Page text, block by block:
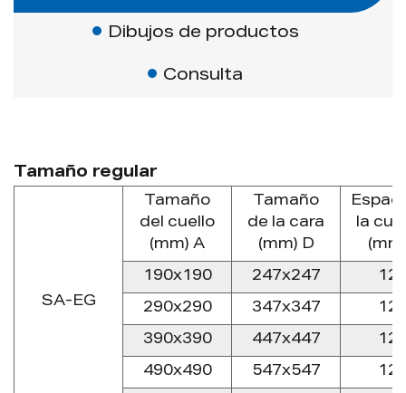
parte posterior.
Fácil de instalar.
Marco de aluminio fuerte.
Dibujos de productos
Consulta
Tamaño regular
SA-EG
Tamaño
del cuello
(mm) A
Tamaño
de la cara
(mm) D
la
190x190 247x247
290x290 347x347
390x390 447x447
490x490 547x547